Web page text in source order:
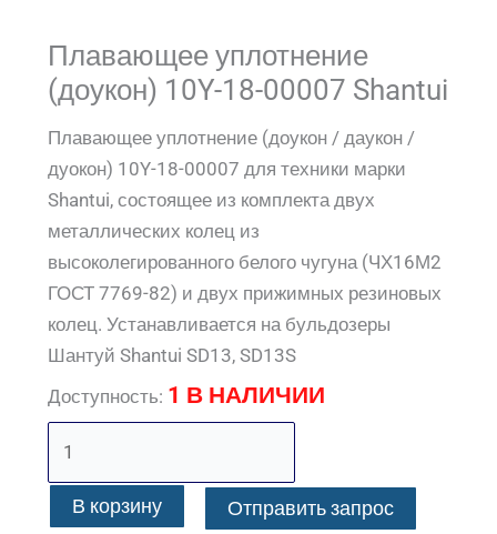
Плавающее уплотнение
(доукон) 10Y-18-00007 Shantui
Плавающее уплотнение (доукон / даукон /
дуокон) 10Y-18-00007 для техники марки
Shantui, состоящее из комплекта двух
металлических колец из
высоколегированного белого чугуна (ЧХ16М2
ГОСТ 7769-82) и двух прижимных резиновых
колец. Устанавливается на бульдозеры
Шантуй Shantui SD13, SD13S
Доступность: 1 В НАЛИЧИИ
В корзину Отправить запрос